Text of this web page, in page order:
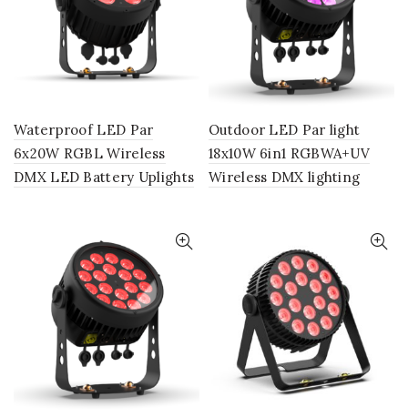
Waterproof LED Par
6x20W RGBL Wireless
DMX LED Battery Uplights
Outdoor LED Par light
18x10W 6in1 RGBWA+UV
Wireless DMX lighting